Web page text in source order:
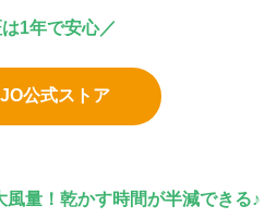
1年で安心／
公式ストア
量！乾かす時間が半減できる♪